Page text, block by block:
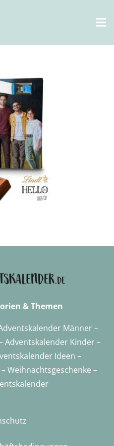
& Themen
Männer–
Adventskalender Kinder–
Ideen –
–Weihnachtsgeschenke –